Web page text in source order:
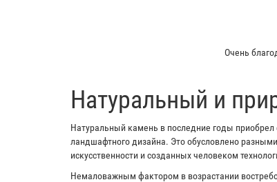
Очень
​Натуральный и
Натуральный камень в последние годы приобрел
ландшафтного дизайна. Это обусловлено
искусственности и созданных человеком
Немаловажным фактором в возрастании